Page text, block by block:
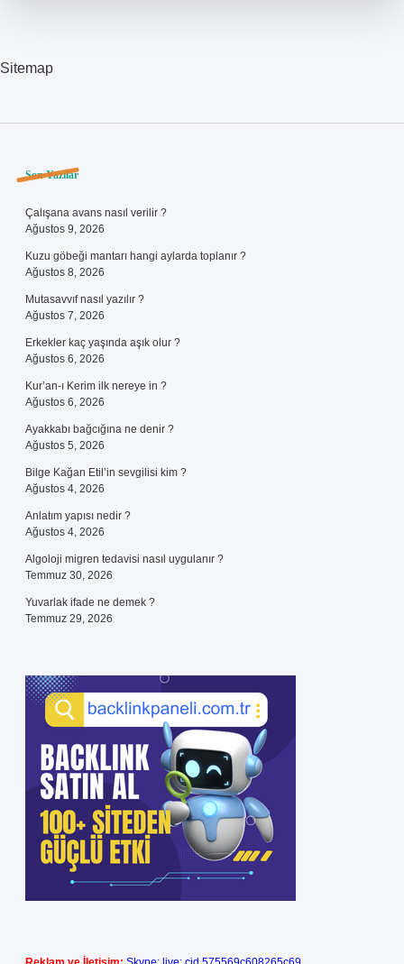
Sitemap
Sidebar
Son Yazılar
Çalışana avans nasıl verilir ?
Ağustos 9, 2026
Kuzu göbeği mantarı hangi aylarda toplanır ?
Ağustos 8, 2026
Mutasavvıf nasıl yazılır ?
Ağustos 7, 2026
Erkekler kaç yaşında aşık olur ?
Ağustos 6, 2026
Kur’an-ı Kerim ilk nereye in ?
Ağustos 6, 2026
Ayakkabı bağcığına ne denir ?
Ağustos 5, 2026
Bilge Kağan Etil’in sevgilisi kim ?
Ağustos 4, 2026
Anlatım yapısı nedir ?
Ağustos 4, 2026
Algoloji migren tedavisi nasıl uygulanır ?
Temmuz 30, 2026
Yuvarlak ifade ne demek ?
Temmuz 29, 2026